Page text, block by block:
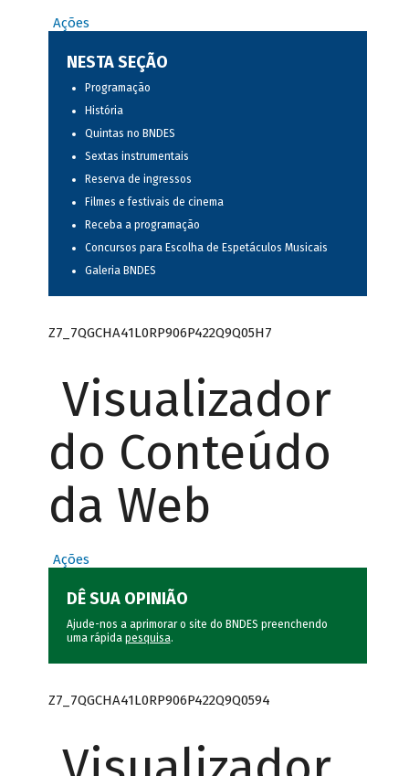
Ações
NESTA SEÇÃO
Programação
História
Quintas no BNDES
Sextas instrumentais
Reserva de ingressos
Filmes e festivais de cinema
Receba a programação
Concursos para Escolha de Espetáculos Musicais
Galeria BNDES
Z7_7QGCHA41L0RP906P422Q9Q05H7
Visualizador
do Conteúdo
da Web
Ações
DÊ SUA OPINIÃO
Ajude-nos a aprimorar o site do BNDES preenchendo
uma rápida pesquisa.
Z7_7QGCHA41L0RP906P422Q9Q0594